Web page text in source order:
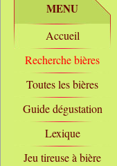
MENU
Accueil
Recherche bières
Toutes les bières
Guide dégustation
Lexique
Jeu tireuse à bière